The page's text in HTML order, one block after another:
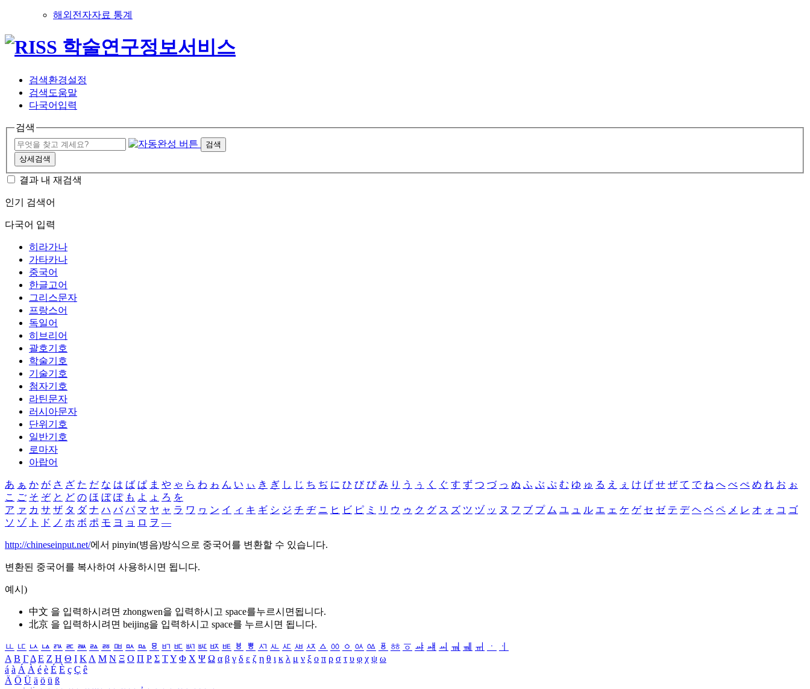
해외전자자료 통계
검색환경설정
검색도움말
다국어입력
검색
검색
상세검색
결과 내 재검색
인기 검색어
다국어 입력
히라가나
가타카나
중국어
한글고어
그리스문자
프랑스어
독일어
히브리어
괄호기호
학술기호
기술기호
첨자기호
라틴문자
러시아문자
단위기호
일반기호
로마자
아랍어
あ ぁ か が さ ざ た だ な は ば ぱ ま や ゃ ら わ ゎ ん い ぃ き ぎ し じ ち ぢ に ひ び ぴ み り う ぅ く ぐ す ず つ づ っ ぬ ふ ぶ ぷ む ゆ ゅ る え ぇ け げ せ ぜ て で ね へ べ ぺ め れ お ぉ
こ ご そ ぞ と ど の ほ ぼ ぽ も よ ょ ろ を
ア ァ カ サ ザ タ ダ ナ ハ バ パ マ ヤ ャ ラ ワ ヮ ン イ ィ キ ギ シ ジ チ ヂ ニ ヒ ビ ピ ミ リ ウ ゥ ク グ ス ズ ツ ヅ ッ ヌ フ ブ プ ム ユ ュ ル エ ェ ケ ゲ セ ゼ テ デ ヘ ベ ペ メ レ オ ォ コ ゴ
ソ ゾ ト ド ノ ホ ボ ポ モ ヨ ョ ロ ヲ ―
http://chineseinput.net/에서 pinyin(병음)방식으로 중국어를 변환할 수 있습니다.
변환된 중국어를 복사하여 사용하시면 됩니다.
예시)
中文 을 입력하시려면 zhongwen을 입력하시고 space를누르시면됩니다.
北京 을 입력하시려면 beijing을 입력하시고 space를 누르시면 됩니다.
ㅥ ㅦ ㅧ ㅨ ㅩ ㅪ ㅫ ㅬ ㅭ ㅮ ㅯ ㅰ ㅱ ㅲ ㅳ ㅴ ㅵ ㅶ ㅷ ㅸ ㅹ ㅺ ㅻ ㅼ ㅽ ㅾ ㅿ ㆀ ㆁ ㆂ ㆃ ㆄ ㆅ ㆆ ㆇ ㆈ ㆉ ㆊ ㆋ ㆌ ㆍ
ㆎ
Α Β ΓΔ Ε Ζ Η Θ Ι ΚΛ Μ Ν Ξ Ο Π Ρ Σ ΤΥ Φ Χ Ψ Ω α β γ δ ε ζ η θ ι κ λ μ ν ξ ο π ρ σ τ υ φ χ ψ ω
á à Á À é è É È ç Ç ê
Ä Ö Ü ä ö ü ß